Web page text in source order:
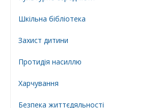
Шкільна бібліотека
Захист дитини
Протидія насиллю
Харчування
Безпека життєдяльності